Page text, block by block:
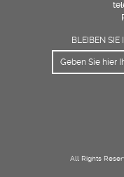
BLEIBEN
All Rights